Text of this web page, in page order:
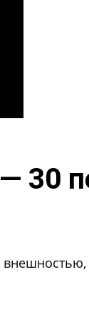
30